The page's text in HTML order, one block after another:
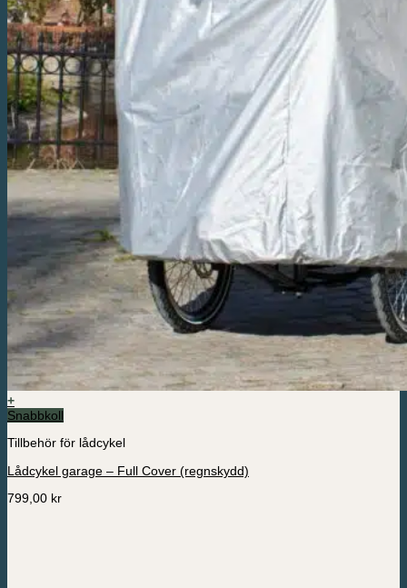
+
Snabbkoll
Tillbehör för lådcykel
Lådcykel garage – Full Cover (regnskydd)
799,00 kr